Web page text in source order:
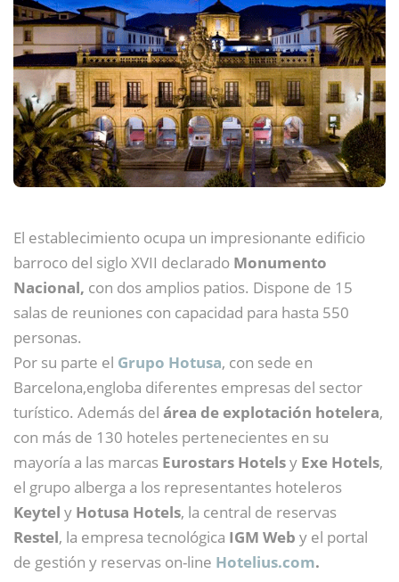
El establecimiento ocupa un impresionante edificio
barroco del siglo XVII declarado Monumento
Nacional, con dos amplios patios. Dispone de 15
salas de reuniones con capacidad para hasta 550
personas.
Por su parte el Grupo Hotusa, con sede en
Barcelona,engloba diferentes empresas del sector
turístico. Además del área de explotación hotelera,
con más de 130 hoteles pertenecientes en su
mayoría a las marcas Eurostars Hotelsy Exe Hotels,
el grupo alberga a los representantes hoteleros
Keytel y Hotusa Hotels, la central de reservas
Restel, la empresa tecnológica IGM Web y el portal
de gestión y reservas on-line Hotelius.com.